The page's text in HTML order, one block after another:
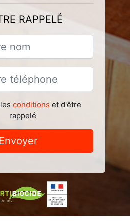
RAPPELÉ
conditions et d'être
rappelé
Envoyer